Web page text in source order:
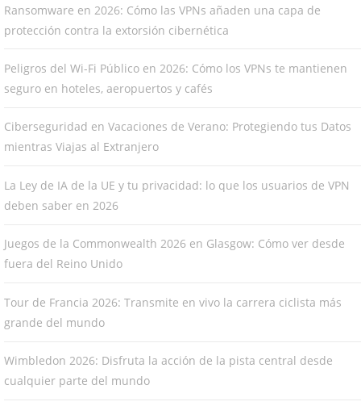
Ransomware en 2026: Cómo las VPNs añaden una capa de
protección contra la extorsión cibernética
Peligros del Wi-Fi Público en 2026: Cómo los VPNs te mantienen
seguro en hoteles, aeropuertos y cafés
Ciberseguridad en Vacaciones de Verano: Protegiendo tus Datos
mientras Viajas al Extranjero
La Ley de IA de la UE y tu privacidad: lo que los usuarios de VPN
deben saber en 2026
Juegos de la Commonwealth 2026 en Glasgow: Cómo ver desde
fuera del Reino Unido
Tour de Francia 2026: Transmite en vivo la carrera ciclista más
grande del mundo
Wimbledon 2026: Disfruta la acción de la pista central desde
cualquier parte del mundo